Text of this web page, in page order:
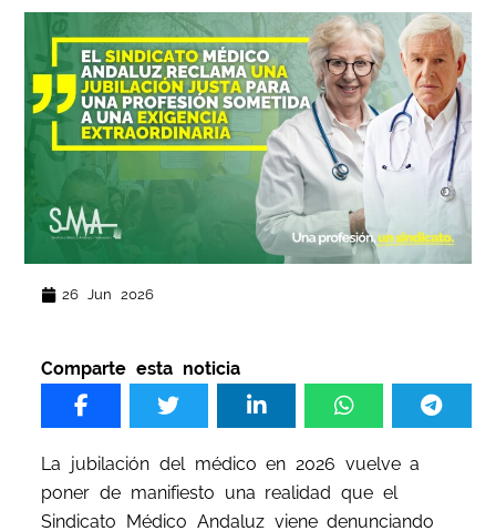
26 Jun 2026
Comparte esta noticia
La jubilación del médico en 2026 vuelve a
poner de manifiesto una realidad que el
Sindicato Médico Andaluz viene denunciando